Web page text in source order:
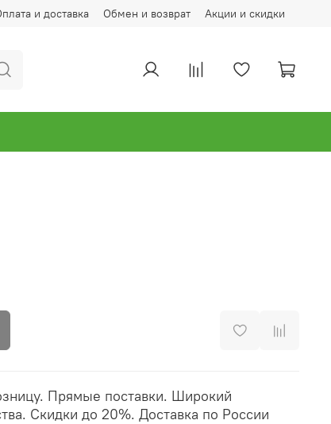
и доставка Обмен и возврат Акции и скидки
Прямые поставки. Широкий
Скидки до 20%. Доставка по России